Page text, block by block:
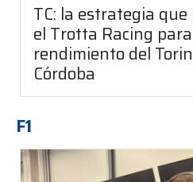
TC: la estrategia
el Trotta Racing
rendimiento del
Córdoba
F1